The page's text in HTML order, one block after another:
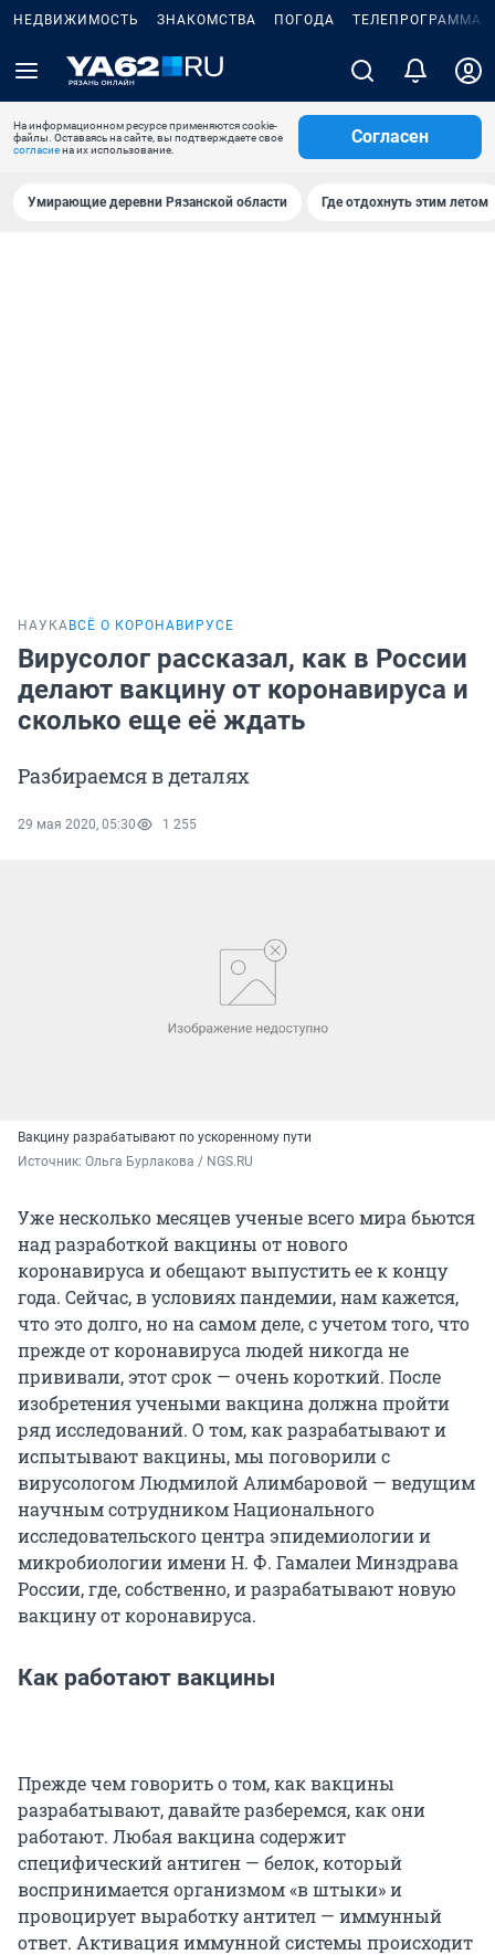
НЕДВИЖИМОСТЬ ЗНАКОМСТВА ПОГОДА ТЕЛЕПРОГРАММА
На информационном ресурсе применяются cookie-
файлы. Оставаясь на сайте, вы подтверждаете свое
согласиена их использование.
Согласен
Умирающие деревни Рязанской области Где отдохнуть этим летом
НАУКА ВСЁ О КОРОНАВИРУСЕ
Вирусолог рассказал, как в России
делают вакцину от коронавируса и
сколько еще её ждать
Разбираемся в деталях
29 мая 2020, 05:30 1 255
Вакцину разрабатывают по ускоренному пути
Источник: Ольга Бурлакова / NGS.RU
Уже несколько месяцев ученые всего мира бьются
над разработкой вакцины от нового
коронавируса и обещают выпустить ее к концу
года. Сейчас, в условиях пандемии, нам кажется,
что это долго, но на самом деле, с учетом того, что
прежде от коронавируса людей никогда не
прививали, этот срок — очень короткий. После
изобретения учеными вакцина должна пройти
ряд исследований. О том, как разрабатывают и
испытывают вакцины, мы поговорили с
вирусологом Людмилой Алимбаровой — ведущим
научным сотрудником Национального
исследовательского центра эпидемиологии и
микробиологии имени Н. Ф. Гамалеи Минздрава
России, где, собственно, и разрабатывают новую
вакцину от коронавируса.
Как работают вакцины
Прежде чем говорить о том, как вакцины
разрабатывают, давайте разберемся, как они
работают. Любая вакцина содержит
специфический антиген — белок, который
воспринимается организмом «в штыки» и
провоцирует выработку антител — иммунный
ответ. Активация иммунной системы происходит